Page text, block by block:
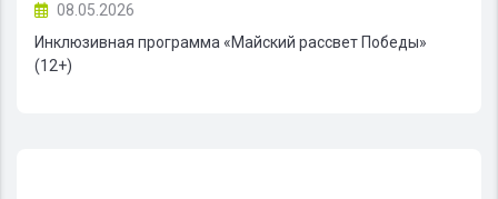
08.05.2026
Инклюзивная программа «Майский рассвет Победы»
(12+)